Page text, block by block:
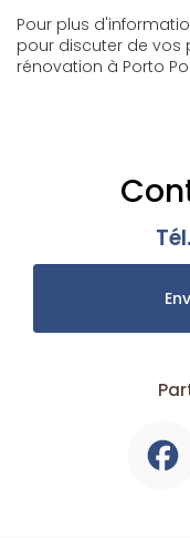
Pour plus
pour discuter de vos
rénovation à Porto
Tél.